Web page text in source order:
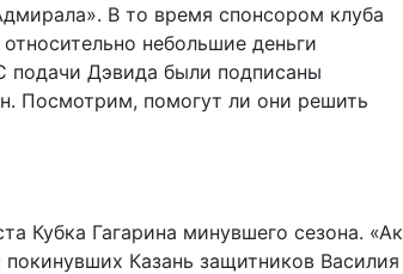
В то время спонсором клуба
небольшие деньги
подачи Дэвида были подписаны
Посмотрим, помогут ли они решить
Кубка Гагарина минувшего сезона. «Ак
Казань защитников Василия